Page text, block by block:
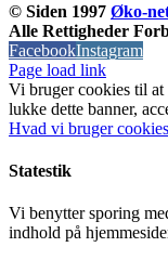
© Siden 1997 Øko-
Alle Rettigheder
FacebookInstagram
Page load link
Vi bruger cookies til at
lukke dette banner,
Hvad vi bruger
Statestik
Vi benytter sporing
indhold på